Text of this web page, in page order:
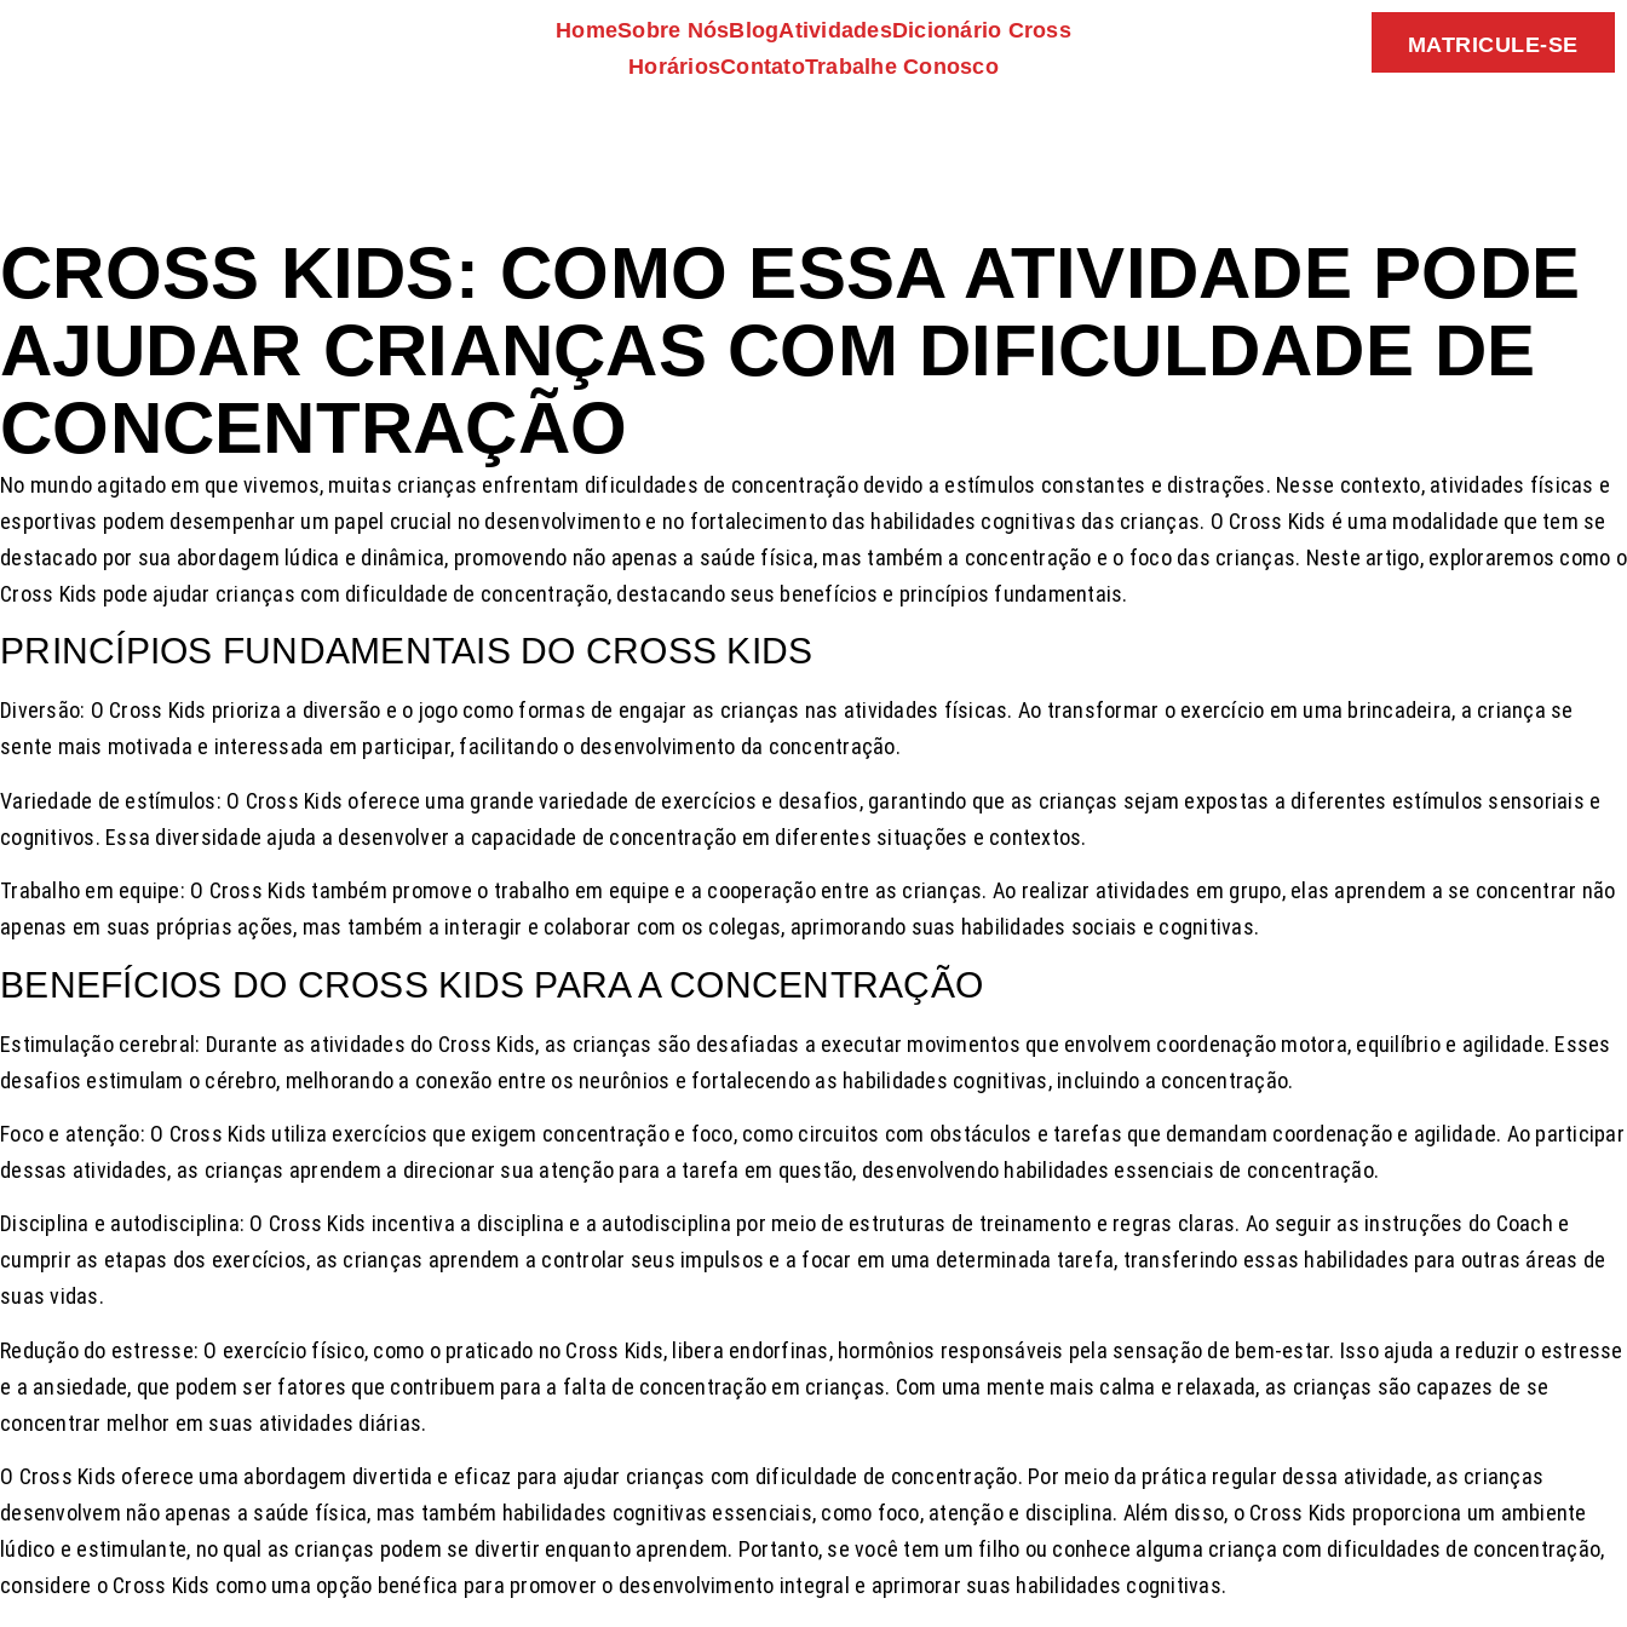
HomeSobre NósBlogAtividadesDicionário Cross
HoráriosContatoTrabalhe Conosco
MATRICULE-SE
CROSS KIDS: COMO ESSA ATIVIDADE PODE
AJUDAR CRIANÇAS COM DIFICULDADE DE
CONCENTRAÇÃO
No mundo agitado em que vivemos, muitas crianças enfrentam dificuldades de concentração devido a estímulos constantes e distrações. Nesse contexto, atividades físicas e
esportivas podem desempenhar um papel crucial no desenvolvimento e no fortalecimento das habilidades cognitivas das crianças. O Cross Kids é uma modalidade que tem se
destacado por sua abordagem lúdica e dinâmica, promovendo não apenas a saúde física, mas também a concentração e o foco das crianças. Neste artigo, exploraremos como o
Cross Kids pode ajudar crianças com dificuldade de concentração, destacando seus benefícios e princípios fundamentais.
PRINCÍPIOS FUNDAMENTAIS DO CROSS KIDS
Diversão: O Cross Kids prioriza a diversão e o jogo como formas de engajar as crianças nas atividades físicas. Ao transformar o exercício em uma brincadeira, a criança se
sente mais motivada e interessada em participar, facilitando o desenvolvimento da concentração.
Variedade de estímulos: O Cross Kids oferece uma grande variedade de exercícios e desafios, garantindo que as crianças sejam expostas a diferentes estímulos sensoriais e
cognitivos. Essa diversidade ajuda a desenvolver a capacidade de concentração em diferentes situações e contextos.
Trabalho em equipe: O Cross Kids também promove o trabalho em equipe e a cooperação entre as crianças. Ao realizar atividades em grupo, elas aprendem a se concentrar não
apenas em suas próprias ações, mas também a interagir e colaborar com os colegas, aprimorando suas habilidades sociais e cognitivas.
BENEFÍCIOS DO CROSS KIDS PARA A CONCENTRAÇÃO
Estimulação cerebral: Durante as atividades do Cross Kids, as crianças são desafiadas a executar movimentos que envolvem coordenação motora, equilíbrio e agilidade. Esses
desafios estimulam o cérebro, melhorando a conexão entre os neurônios e fortalecendo as habilidades cognitivas, incluindo a concentração.
Foco e atenção: O Cross Kids utiliza exercícios que exigem concentração e foco, como circuitos com obstáculos e tarefas que demandam coordenação e agilidade. Ao participar
dessas atividades, as crianças aprendem a direcionar sua atenção para a tarefa em questão, desenvolvendo habilidades essenciais de concentração.
Disciplina e autodisciplina: O Cross Kids incentiva a disciplina e a autodisciplina por meio de estruturas de treinamento e regras claras. Ao seguir as instruções do Coach e
cumprir as etapas dos exercícios, as crianças aprendem a controlar seus impulsos e a focar em uma determinada tarefa, transferindo essas habilidades para outras áreas de
suas vidas.
Redução do estresse: O exercício físico, como o praticado no Cross Kids, libera endorfinas, hormônios responsáveis pela sensação de bem-estar. Isso ajuda a reduzir o estresse
e a ansiedade, que podem ser fatores que contribuem para a falta de concentração em crianças. Com uma mente mais calma e relaxada, as crianças são capazes de se
concentrar melhor em suas atividades diárias.
O Cross Kids oferece uma abordagem divertida e eficaz para ajudar crianças com dificuldade de concentração. Por meio da prática regular dessa atividade, as crianças
desenvolvem não apenas a saúde física, mas também habilidades cognitivas essenciais, como foco, atenção e disciplina. Além disso, o Cross Kids proporciona um ambiente
lúdico e estimulante, no qual as crianças podem se divertir enquanto aprendem. Portanto, se você tem um filho ou conhece alguma criança com dificuldades de concentração,
considere o Cross Kids como uma opção benéfica para promover o desenvolvimento integral e aprimorar suas habilidades cognitivas.